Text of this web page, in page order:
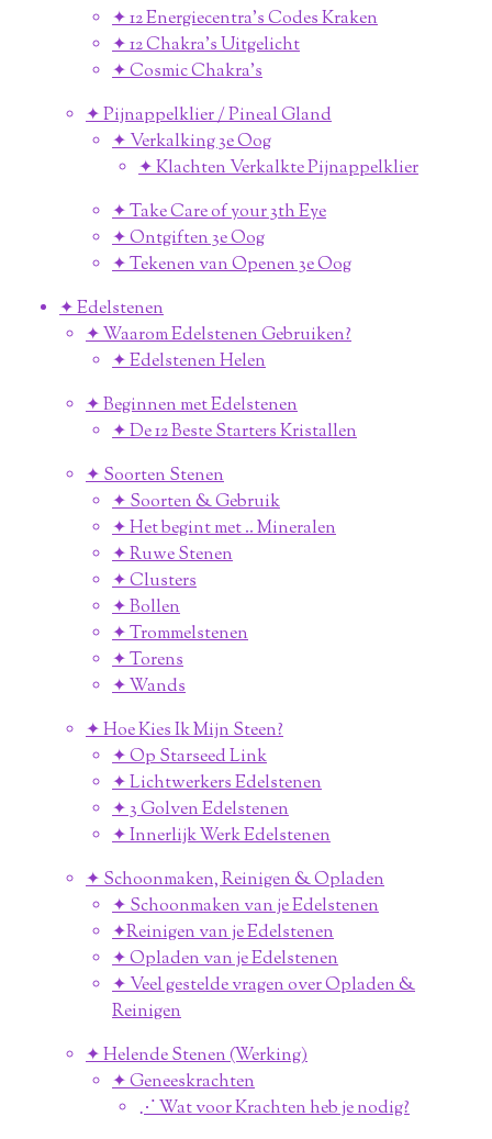
✦ 12 Energiecentra's Codes Kraken
✦ 12 Chakra's Uitgelicht
✦ Cosmic Chakra's
✦ Pijnappelklier / Pineal Gland
✦ Verkalking 3e Oog
✦ Klachten Verkalkte Pijnappelklier
✦ Take Care of your 3th Eye
✦ Ontgiften 3e Oog
✦ Tekenen van Openen 3e Oog
✦ Edelstenen
✦ Waarom Edelstenen Gebruiken?
✦ Edelstenen Helen
✦ Beginnen met Edelstenen
✦ De 12 Beste Starters Kristallen
✦ Soorten Stenen
✦ Soorten & Gebruik
✦ Het begint met .. Mineralen
✦ Ruwe Stenen
✦ Clusters
✦ Bollen
✦ Trommelstenen
✦ Torens
✦ Wands
✦ Hoe Kies Ik Mijn Steen?
✦ Op Starseed Link
✦ Lichtwerkers Edelstenen
✦ 3 Golven Edelstenen
✦ Innerlijk Werk Edelstenen
✦ Schoonmaken, Reinigen & Opladen
✦ Schoonmaken van je Edelstenen
✦Reinigen van je Edelstenen
✦ Opladen van je Edelstenen
✦ Veel gestelde vragen over Opladen &
Reinigen
✦ Helende Stenen (Werking)
✦ Geneeskrachten
⋰ Wat voor Krachten heb je nodig?